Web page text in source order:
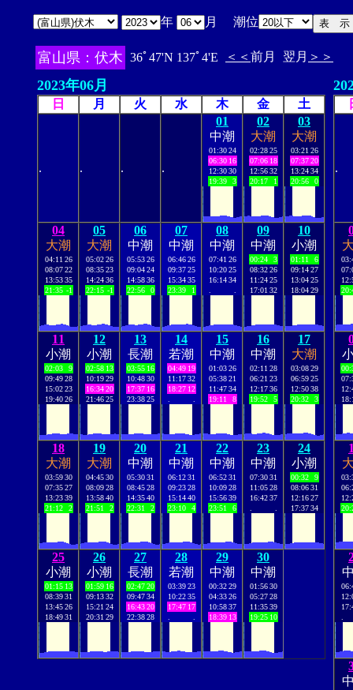
年 月 潮位
富山県：伏木 36ﾟ47'N 137ﾟ4'E ＜＜ 前月 翌月 ＞＞
2023年06月
日 月 火 水 木 金 土
. . . .
01
中潮
01:30 24
06:30 16
12:30 30
19:39
3
02
大潮
02:28 25
07:06 18
12:56 32
20:17
1
03
大潮
03:21 26
07:37 20
13:24 34
20:56
0
04
大潮
04:11 26
08:07 22
13:53 35
21:35 -1
05
大潮
05:02 26
08:35 23
14:24 36
22:15 -1
06
中潮
05:53 26
09:04 24
14:58 36
22:56
0
07
中潮
06:46 26
09:37 25
15:34 35
23:39
1
08
中潮
07:41 26
10:20 25
16:14 34
09
中潮
00:24
3
08:32 26
11:24 25
17:01 32
10
小潮
01:11
6
09:14 27
13:04 25
18:04 29
11
小潮
02:03
9
09:49 28
15:02 23
19:40 26
12
小潮
02:58 13
10:19 29
16:34 20
21:46 25
13
長潮
03:55 16
10:48 30
17:37 16
23:38 25
14
若潮
04:49 19
11:17 32
18:27 12
15
中潮
01:03 26
05:38 21
11:47 34
19:11
8
16
中潮
02:11 28
06:21 23
12:17 36
19:52
5
17
大潮
03:08 29
06:59 25
12:50 38
20:32
3
18
大潮
03:59 30
07:35 27
13:23 39
21:12
2
19
大潮
04:45 30
08:09 28
13:58 40
21:51
2
20
中潮
05:30 31
08:45 28
14:35 40
22:31
2
21
中潮
06:12 31
09:23 28
15:14 40
23:10
4
22
中潮
06:52 31
10:09 28
15:56 39
23:51
6
23
中潮
07:30 31
11:05 28
16:42 37
24
小潮
00:32
9
08:06 31
12:16 27
17:37 34
25
小潮
01:15 13
08:39 31
13:45 26
18:49 31
26
小潮
01:59 16
09:13 32
15:21 24
20:31 29
27
長潮
02:47 20
09:47 34
16:43 20
22:38 28
28
若潮
03:39 23
10:22 35
17:47 17
29
中潮
00:32 29
04:33 26
10:58 37
18:39 13
30
中潮
01:56 30
05:27 28
11:35 39
19:25 10
.